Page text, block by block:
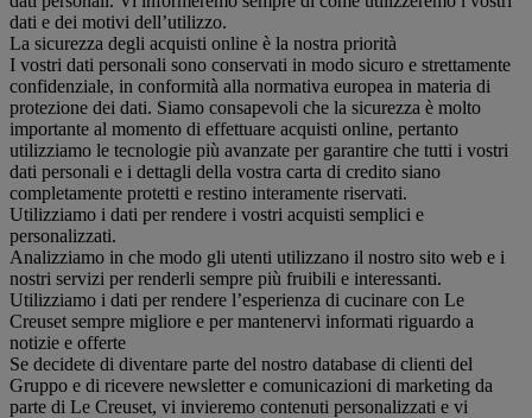
dati e dei motivi dell’utilizzo.
La sicurezza degli acquisti online è la nostra priorità
I vostri dati personali sono conservati in modo sicuro e strettamente
confidenziale, in conformità alla normativa europea in materia di
protezione dei dati. Siamo consapevoli che la sicurezza è molto
importante al momento di effettuare acquisti online, pertanto
utilizziamo le tecnologie più avanzate per garantire che tutti i vostri
dati personali e i dettagli della vostra carta di credito siano
completamente protetti e restino interamente riservati.
Utilizziamo i dati per rendere i vostri acquisti semplici e
personalizzati.
Analizziamo in che modo gli utenti utilizzano il nostro sito web e i
nostri servizi per renderli sempre più fruibili e interessanti.
Utilizziamo i dati per rendere l’esperienza di cucinare con Le
Creuset sempre migliore e per mantenervi informati riguardo a
notizie e offerte
Se decidete di diventare parte del nostro database di clienti del
Gruppo e di ricevere newsletter e comunicazioni di marketing da
parte di Le Creuset, vi invieremo contenuti personalizzati e vi